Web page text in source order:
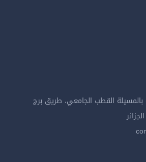
القطب الجامعي، طريق برج